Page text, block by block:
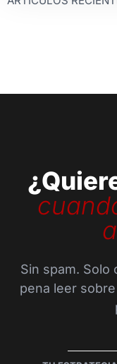
Sin spam. Solo
pena leer